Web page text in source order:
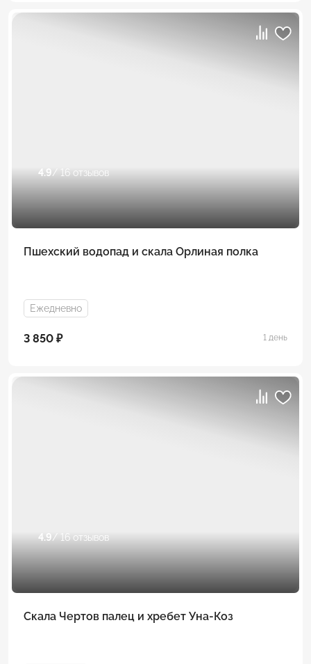
4.9/ 16 отзывов
Пшехский водопад и скала Орлиная полка
Ежедневно
3 850 ₽ 1 день
4.9/ 16 отзывов
Скала Чертов палец и хребет Уна-Коз